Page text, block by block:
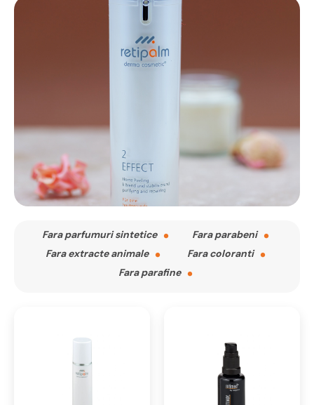
Fara parfumuri sintetice
Fara parabeni
Fara extracte animale
Fara coloranti
Fara parafine